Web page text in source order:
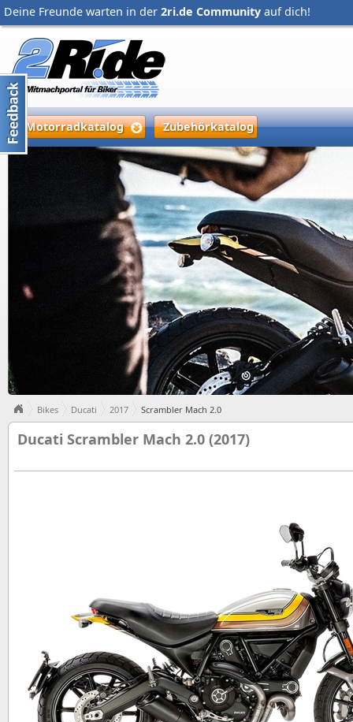
Deine Freunde warten in der 2ri.de Community auf dich!
Motorradkatalog Zubehörkatalog
Bikes Ducati 2017 Scrambler Mach 2.0
Ducati Scrambler Mach 2.0 (2017)